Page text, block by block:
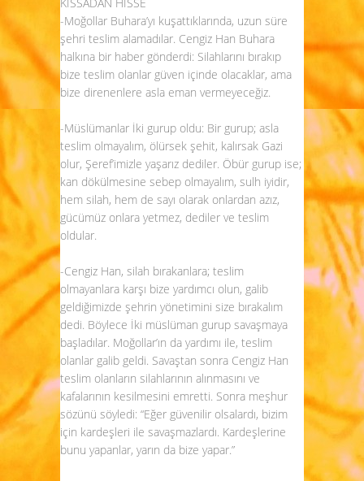
KISSADAN HİSSE
-Moğollar Buhara’yı kuşattıklarında, uzun süre
şehri teslim alamadılar. Cengiz Han Buhara
halkına bir haber gönderdi: Silahlarını bırakıp
bize teslim olanlar güven içinde olacaklar, ama
bize direnenlere asla eman vermeyeceğiz.
-Müslümanlar İki gurup oldu: Bir gurup; asla
teslim olmayalım, ölürsek şehit, kalırsak Gazi
olur, Şeref’imizle yaşarız dediler. Öbür gurup ise;
kan dökülmesine sebep olmayalım, sulh iyidir,
hem silah, hem de sayı olarak onlardan azız,
gücümüz onlara yetmez, dediler ve teslim
oldular.
-Cengiz Han, silah bırakanlara; teslim
olmayanlara karşı bize yardımcı olun, galib
geldiğimizde şehrin yönetimini size bırakalım
dedi. Böylece İki müslüman gurup savaşmaya
başladılar. Moğollar’ın da yardımı ile, teslim
olanlar galib geldi. Savaştan sonra Cengiz Han
teslim olanların silahlarının alınmasını ve
kafalarının kesilmesini emretti. Sonra meşhur
sözünü söyledi: “Eğer güvenilir olsalardı, bizim
için kardeşleri ile savaşmazlardı. Kardeşlerine
bunu yapanlar, yarın da bize yapar.”